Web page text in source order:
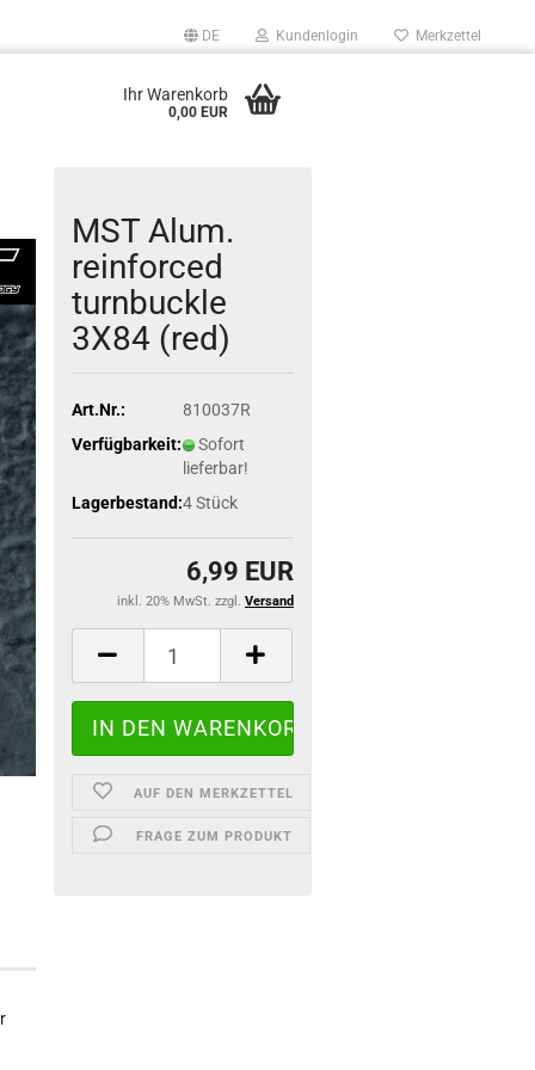
DE Kundenlogin Merkzettel
Ihr Warenkorb
0,00 EUR
MST Alum.
reinforced
turnbuckle
3X84 (red)
Art.Nr.:
810037R
Verfügbarkeit:
Sofort
lieferbar!
Lagerbestand:4Stück
6,99 EUR
inkl. 20% MwSt. zzgl. Versand
AUF DEN MERKZETTEL
FRAGE ZUM PRODUKT